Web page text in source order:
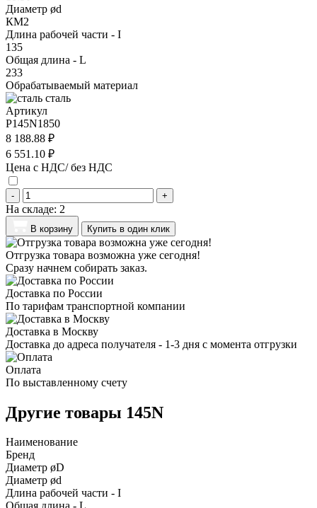
Диаметр ød
КМ2
Длина рабочей части - I
135
Общая длина - L
233
Обрабатываемый материал
сталь
Артикул
P145N1850
8 188.88 ₽
6 551.10 ₽
Цена с НДС/ без НДС
- +
На складе: 2
В корзину Купить в один клик
Отгрузка товара возможна уже сегодня!
Сразу начнем собирать заказ.
Доставка по России
По тарифам транспортной компании
Доставка в Москву
Доставка до адреса получателя - 1-3 дня с момента отгрузки
Оплата
По выставленному счету
Другие товары 145N
Наименование
Бренд
Диаметр øD
Диаметр ød
Длина рабочей части - I